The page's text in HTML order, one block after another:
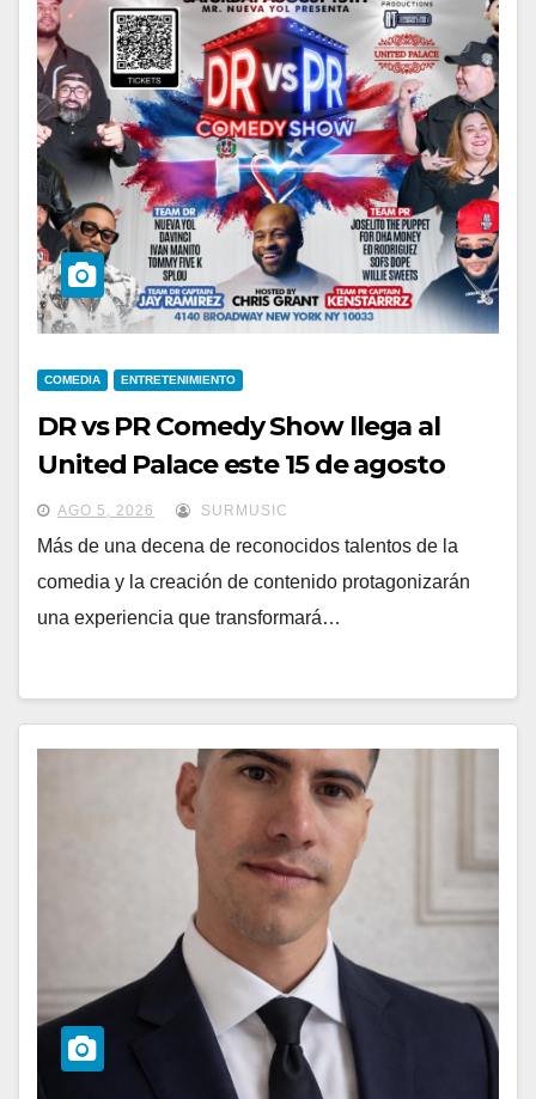
COMEDIA ENTRETENIMIENTO
DR vs PR Comedy Show llega al
United Palace este 15 de agosto
AGO 5, 2026 SURMUSIC
Más de una decena de reconocidos talentos de la
comedia y la creación de contenido protagonizarán
una experiencia que transformará…